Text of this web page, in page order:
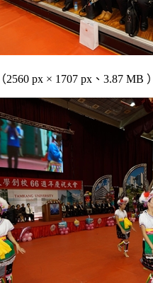
（2560 px × 1707 px、3.87 MB ）